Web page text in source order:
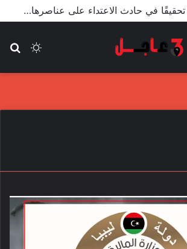
الداخلية تفتح تحقيقًا في حادث الاعتداء على عناصرها من قبل مندسين في المظاهرات
الوضع